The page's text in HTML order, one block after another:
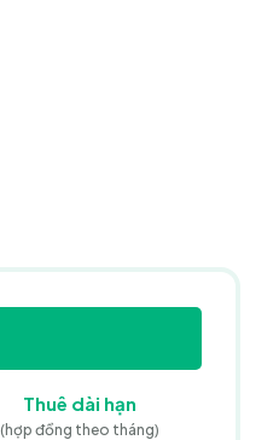
Thuê dài hạn
(hợp đồng theo tháng)